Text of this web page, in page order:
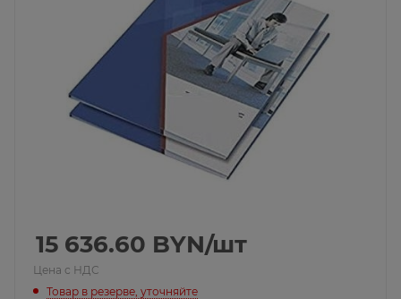
15 636.60 BYN/шт
Цена с НДС
Товар в резерве, уточняйте